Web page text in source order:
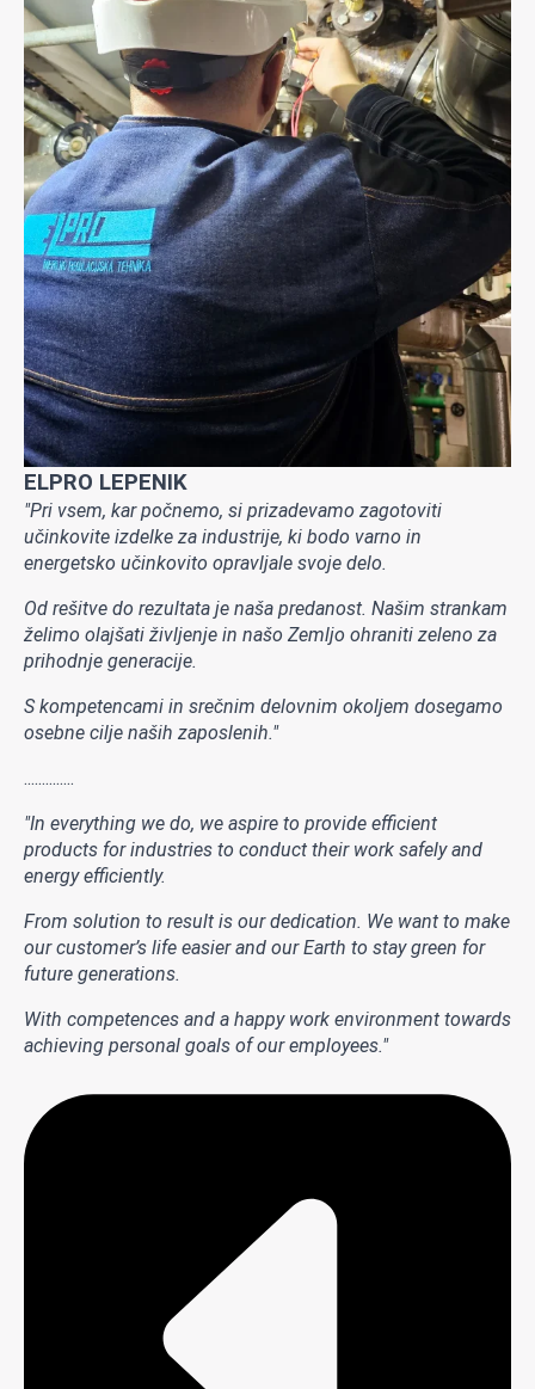
ELPRO LEPENIK
"Pri vsem, kar počnemo, si prizadevamo zagotoviti
učinkovite izdelke za industrije, ki bodo varno in
energetsko učinkovito opravljale svoje delo.
Od rešitve do rezultata je naša predanost. Našim strankam
želimo olajšati življenje in našo Zemljo ohraniti zeleno za
prihodnje generacije.
S kompetencami in srečnim delovnim okoljem dosegamo
osebne cilje naših zaposlenih."
..............
"In everything we do, we aspire to provide efficient
products for industries to conduct their work safely and
energy efficiently.
From solution to result is our dedication. We want to make
our customer’s life easier and our Earth to stay green for
future generations.
With competences and a happy work environment towards
achieving personal goals of our employees."